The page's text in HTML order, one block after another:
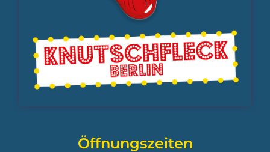
Öffnungszeiten